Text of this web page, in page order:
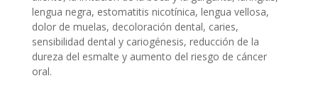
lengua negra, estomatitis nicotínica, lengua vellosa,
dolor de muelas, decoloración dental, caries,
sensibilidad dental y cariogénesis, reducción de la
dureza del esmalte y aumento del riesgo de cáncer
oral.